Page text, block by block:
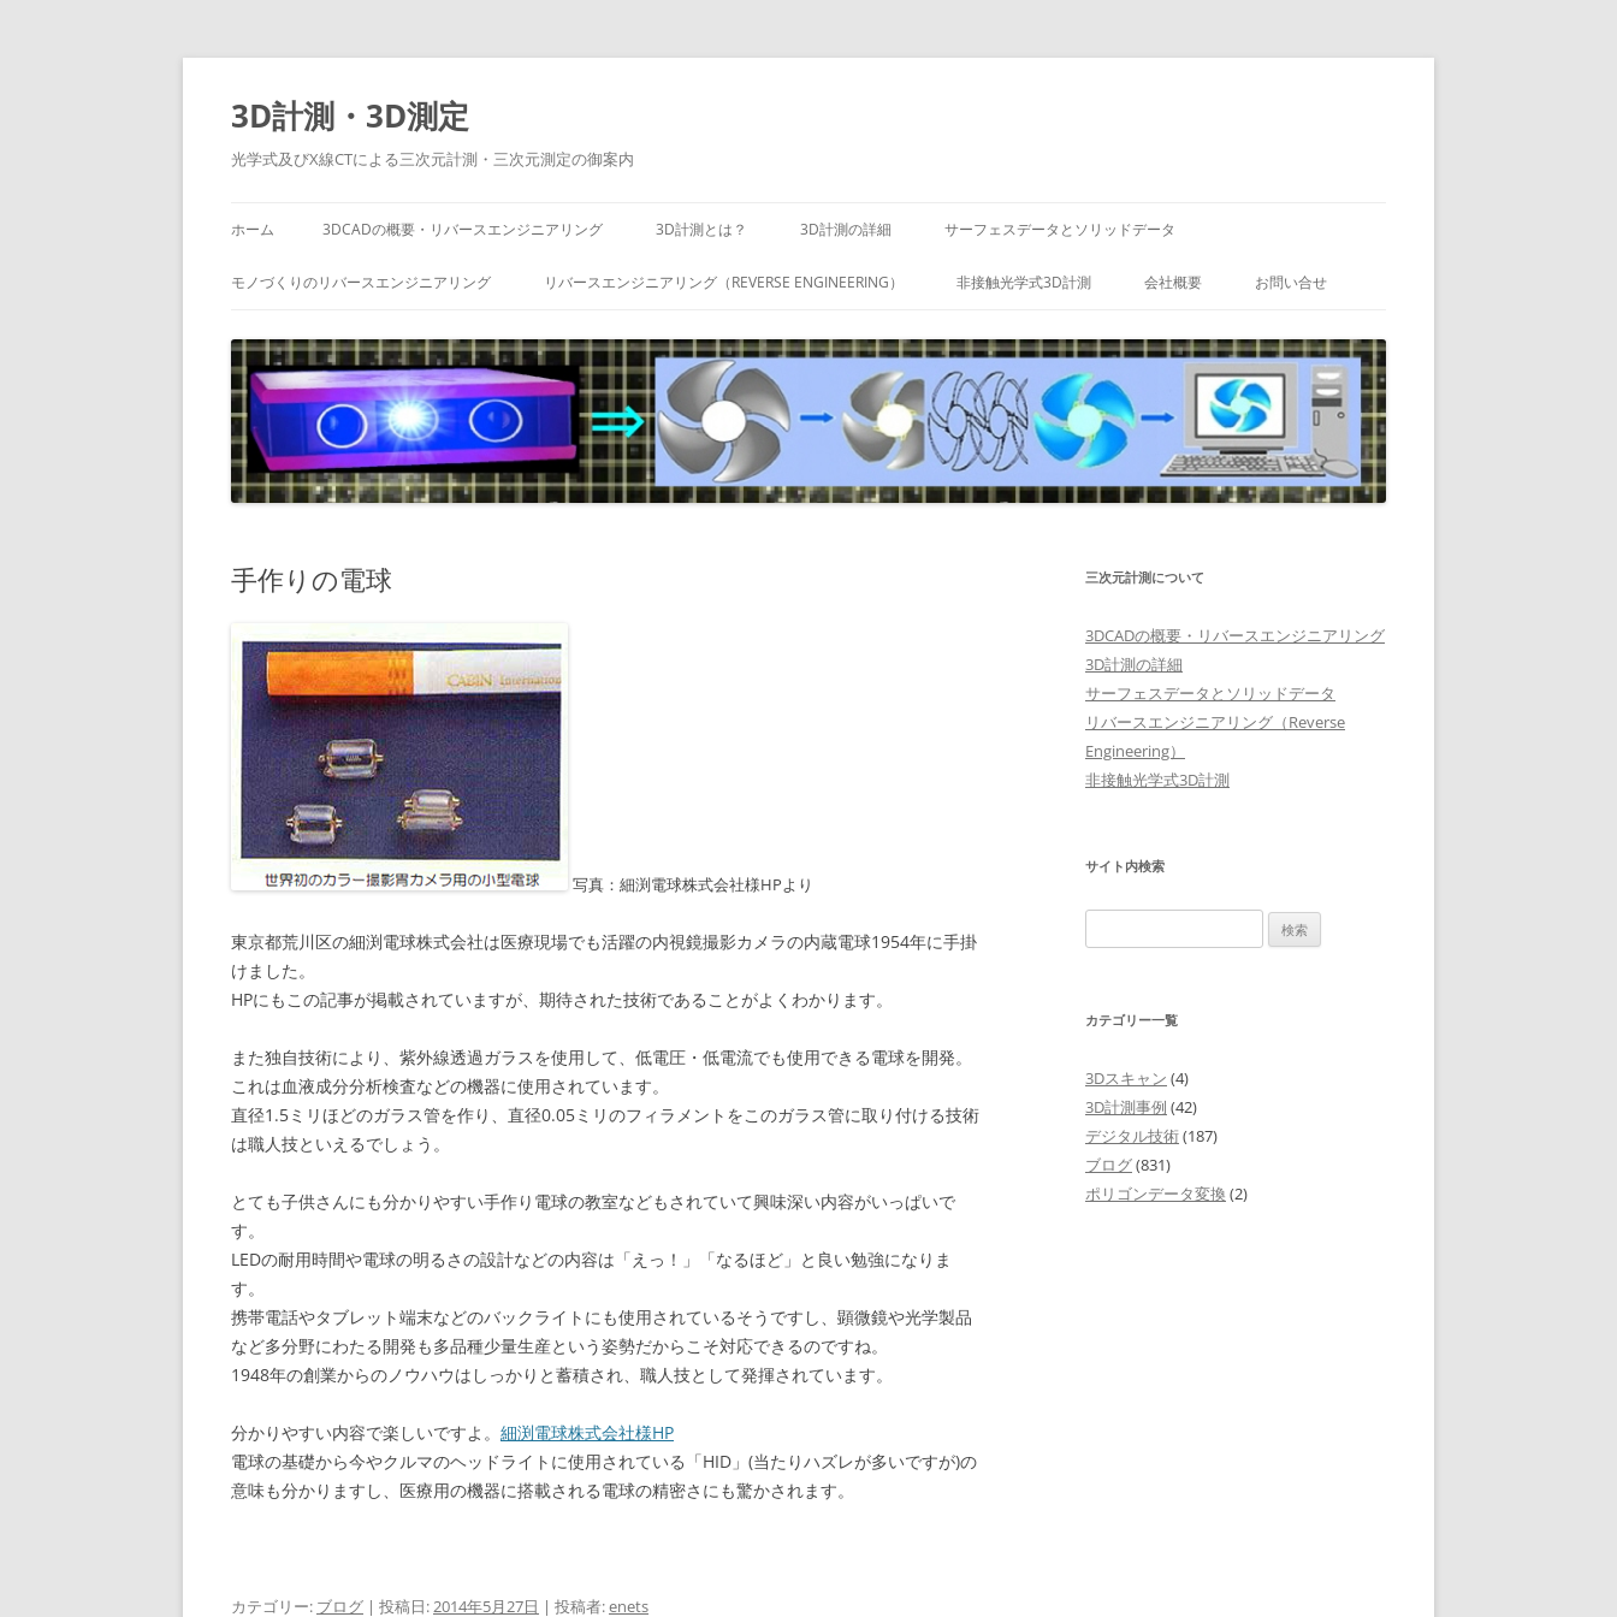
コ
ン
ツ
へ
ス
3D計測・3D測定
光学式及びX線CTによる三次元計測・三次元測定の御案内
ホーム 3DCADの概要・リバースエンジニアリング 3D計測とは？ 3D計測の詳細 サーフェスデータとソリッドデータ
モノづくりのリバースエンジニアリング リバースエンジニアリング（REVERSE ENGINEERING） 非接触光学式3D計測 会社概要 お問い合せ
手作りの電球
写真：細渕電球株式会社様HPより
東京都荒川区の細渕電球株式会社は医療現場でも活躍の内視鏡撮影カメラの内蔵電球1954年に手掛
けました。
HPにもこの記事が掲載されていますが、期待された技術であることがよくわかります。
また独自技術により、紫外線透過ガラスを使用して、低電圧・低電流でも使用できる電球を開発。
これは血液成分分析検査などの機器に使用されています。
直径1.5ミリほどのガラス管を作り、直径0.05ミリのフィラメントをこのガラス管に取り付ける技術
は職人技といえるでしょう。
とても子供さんにも分かりやすい手作り電球の教室などもされていて興味深い内容がいっぱいで
す。
LEDの耐用時間や電球の明るさの設計などの内容は「えっ！」「なるほど」と良い勉強になりま
す。
携帯電話やタブレット端末などのバックライトにも使用されているそうですし、顕微鏡や光学製品
など多分野にわたる開発も多品種少量生産という姿勢だからこそ対応できるのですね。
1948年の創業からのノウハウはしっかりと蓄積され、職人技として発揮されています。
分かりやすい内容で楽しいですよ。 細渕電球株式会社様HP
電球の基礎から今やクルマのヘッドライトに使用されている「HID」(当たりハズレが多いですが)の
意味も分かりますし、医療用の機器に搭載される電球の精密さにも驚かされます。
カテゴリー: ブログ | 投稿日:2014年5月27日 | 投稿者:enets
三次元計測について
3DCADの概要・リバースエンジニアリング
3D計測の詳細
サーフェスデータとソリッドデータ
リバースエンジニアリング（Reverse
Engineering）
非接触光学式3D計測
サイト内検索
索:
カテゴリー一覧
3Dスキャン (4)
3D計測事例 (42)
デジタル技術(187)
ブログ(831)
ポリゴンデータ変換 (2)